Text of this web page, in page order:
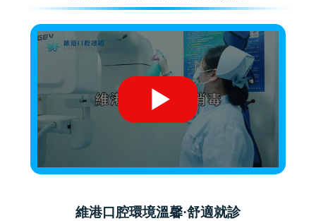
維港口腔環境溫馨·舒適就診